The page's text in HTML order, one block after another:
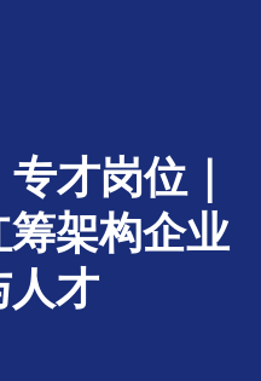
才岗位｜
架构企业
才